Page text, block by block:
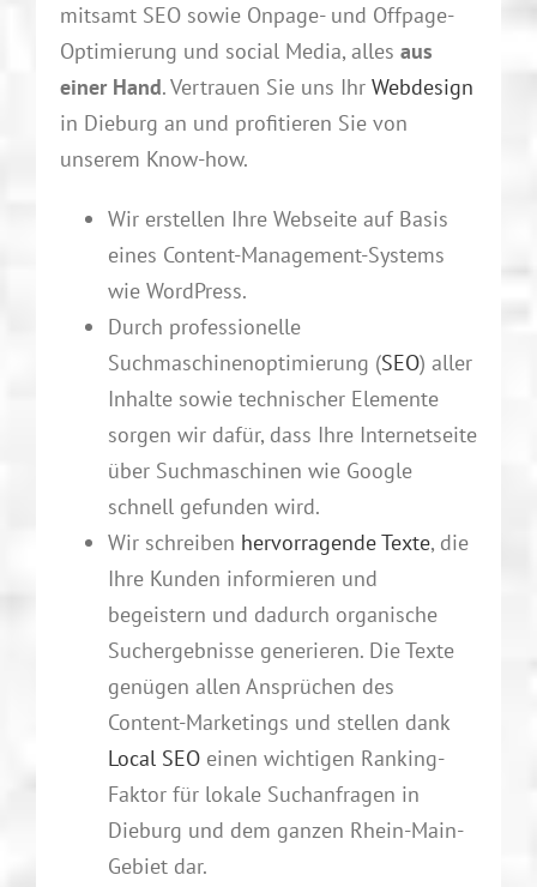
mitsamt SEO sowie Onpage- und Offpage-
Optimierung und social Media, alles aus
einer Hand. Vertrauen Sie uns Ihr Webdesign
in Dieburg an und profitieren Sie von
unserem Know-how.
Wir erstellen Ihre Webseite auf Basis
eines Content-Management-Systems
wie WordPress.
Durch professionelle
Suchmaschinenoptimierung (SEO) aller
Inhalte sowie technischer Elemente
sorgen wir dafür, dass Ihre Internetseite
über Suchmaschinen wie Google
schnell gefunden wird.
Wir schreiben hervorragende Texte, die
Ihre Kunden informieren und
begeistern und dadurch organische
Suchergebnisse generieren. Die Texte
genügen allen Ansprüchen des
Content-Marketings und stellen dank
Local SEOeinen wichtigen Ranking-
Faktor für lokale Suchanfragen in
Dieburg und dem ganzen Rhein-Main-
Gebiet dar.